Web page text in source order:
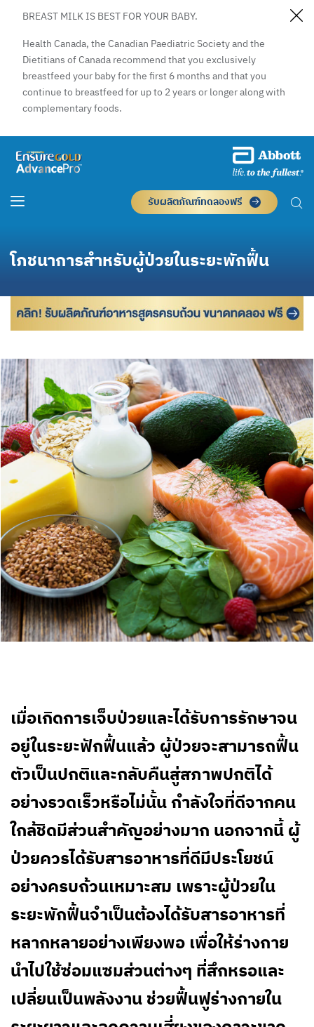
BREAST MILK IS BEST FOR YOUR BABY.
Health Canada, the Canadian Paediatric Society and the
Dietitians of Canada recommend that you exclusively
breastfeed your baby for the first 6 months and that you
continue to breastfeed for up to 2 years or longer along with
complementary foods.
รับผลิตภัณฑ์ทดลองฟรี
โภชนาการสำหรับผู้ป่วยในระยะพักฟื้น
เมื่อเกิดการเจ็บป่วยและได้รับการรักษาจน
อยู่ในระยะฟักฟื้นแล้ว ผู้ป่วยจะสามารถฟื้น
ตัวเป็นปกติและกลับคืนสู่สภาพปกติได้
อย่างรวดเร็วหรือไม่นั้น กำลังใจที่ดีจากคน
ใกล้ชิดมีส่วนสำคัญอย่างมาก นอกจากนี้ ผู้
ป่วยควรได้รับสารอาหารที่ดีมีประโยชน์
อย่างครบถ้วนเหมาะสม เพราะผู้ป่วยใน
ระยะพักฟื้นจำเป็นต้องได้รับสารอาหารที่
หลากหลายอย่างเพียงพอ เพื่อให้ร่างกาย
นำไปใช้ซ่อมแซมส่วนต่างๆ ที่สึกหรอและ
เปลี่ยนเป็นพลังงาน ช่วยฟื้นฟูร่างกายใน